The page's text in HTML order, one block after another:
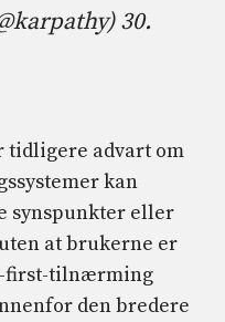
30.
tidligere advart om
kan
synspunkter eller
at brukerne er
first-tilnærming
den bredere